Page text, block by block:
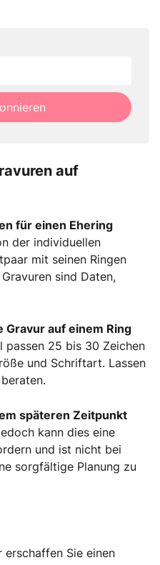
auf
für einen Ehering
der individuellen
mit seinen Ringen
sind Daten,
Gravur auf einem Ring
passen 25 bis 30 Zeichen
und Schriftart. Lassen
späteren Zeitpunkt
kann dies eine
und ist nicht bei
sorgfältige Planung zu
erschaffen Sie einen